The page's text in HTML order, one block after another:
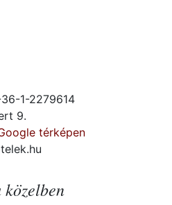
1-2279614
9.
térképen